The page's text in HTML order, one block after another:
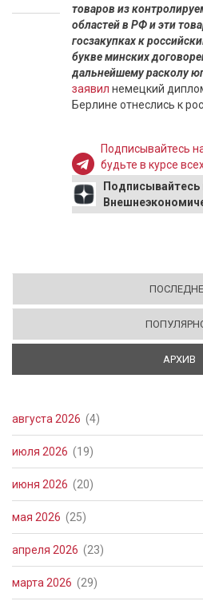
товаров из
областей в РФ и эти
госзакупках к
букве минских
дальнейшему расколу
заявил немецкий
Берлине отнеслись к
Подписывайтесь
будьте в курсе
Подписывайтесь
АРХИВ
августа 2026 (4)
июля 2026 (19)
июня 2026 (20)
мая 2026 (25)
апреля 2026 (23)
марта 2026 (29)